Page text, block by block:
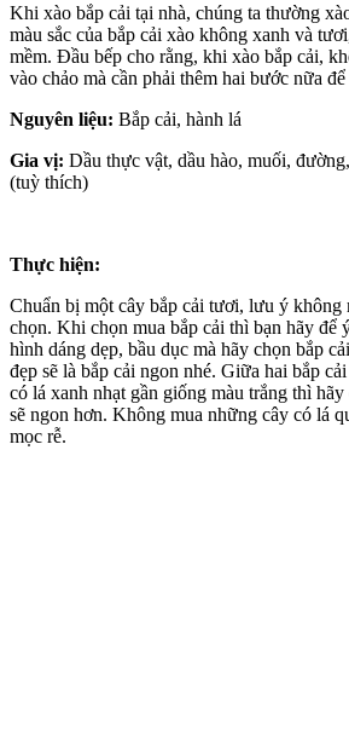
Khi xào bắp cải tại nhà, chúng ta thường
màu sắc của bắp cải xào không xanh và
mềm. Đầu bếp cho rằng, khi xào bắp cải,
vào chảo mà cần phải thêm hai bước nữa
Nguyên liệu: Bắp cải, hành lá
Gia vị: Dầu thực vật, dầu hào, muối,
(tuỳ thích)
Thực hiện:
Chuẩn bị một cây bắp cải tươi, lưu ý không
chọn. Khi chọn mua bắp cải thì bạn hãy để
hình dáng dẹp, bầu dục mà hãy chọn bắp
đẹp sẽ là bắp cải ngon nhé. Giữa hai bắp
có lá xanh nhạt gần giống màu trắng thì
sẽ ngon hơn. Không mua những cây có lá
mọc rễ.